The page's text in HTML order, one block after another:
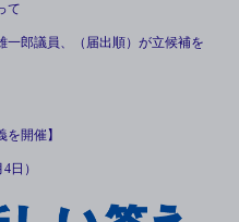
て
一郎議員、（届出順）が立候補を
を開催】
日）